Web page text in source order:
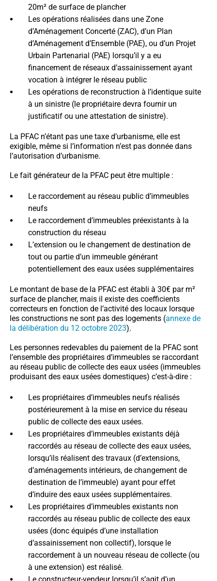
20m² de surface de plancher
Les opérations réalisées dans une Zone
d’Aménagement Concerté (ZAC), d’un Plan
d’Aménagement d’Ensemble (PAE), ou d’un Projet
Urbain Partenarial (PAE) lorsqu’il y a eu
financement de réseaux d’assainissement ayant
vocation à intégrer le réseau public
Les opérations de reconstruction à l’identique suite
à un sinistre (le propriétaire devra fournir un
justificatif ou une attestation de sinistre).
La PFAC n’étant pas une taxe d’urbanisme, elle est
exigible, même si l’information n’est pas donnée dans
l’autorisation d’urbanisme.
Le fait générateur de la PFAC peut être multiple :
Le raccordement au réseau public d’immeubles
neufs
Le raccordement d’immeubles préexistants à la
construction du réseau
L’extension ou le changement de destination de
tout ou partie d’un immeuble générant
potentiellement des eaux usées supplémentaires
Le montant de base de la PFAC est établi à 30€ par m²
surface de plancher, mais il existe des coefficients
correcteurs en fonction de l’activité des locaux lorsque
les constructions ne sont pas des logements (annexe de
la délibération du 12 octobre 2023).
Les personnes redevables du paiement de la PFAC sont
l’ensemble des propriétaires d’immeubles se raccordant
au réseau public de collecte des eaux usées (immeubles
produisant des eaux usées domestiques) c’est-à-dire :
Les propriétaires d’immeubles neufs réalisés
postérieurement à la mise en service du réseau
public de collecte des eaux usées.
Les propriétaires d’immeubles existants déjà
raccordés au réseau de collecte des eaux usées,
lorsqu’ils réalisent des travaux (d’extensions,
d’aménagements intérieurs, de changement de
destination de l’immeuble) ayant pour effet
d’induire des eaux usées supplémentaires.
Les propriétaires d’immeubles existants non
raccordés au réseau public de collecte des eaux
usées (donc équipés d’une installation
d’assainissement non collectif), lorsque le
raccordement à un nouveau réseau de collecte (ou
à une extension) est réalisé.
Le constructeur-vendeur lorsqu’il s’agit d’un